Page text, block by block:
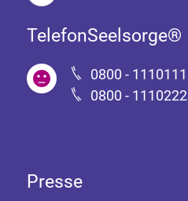
TelefonSeelsorge®
0800 - 1110111
0800 - 1110222
Presse